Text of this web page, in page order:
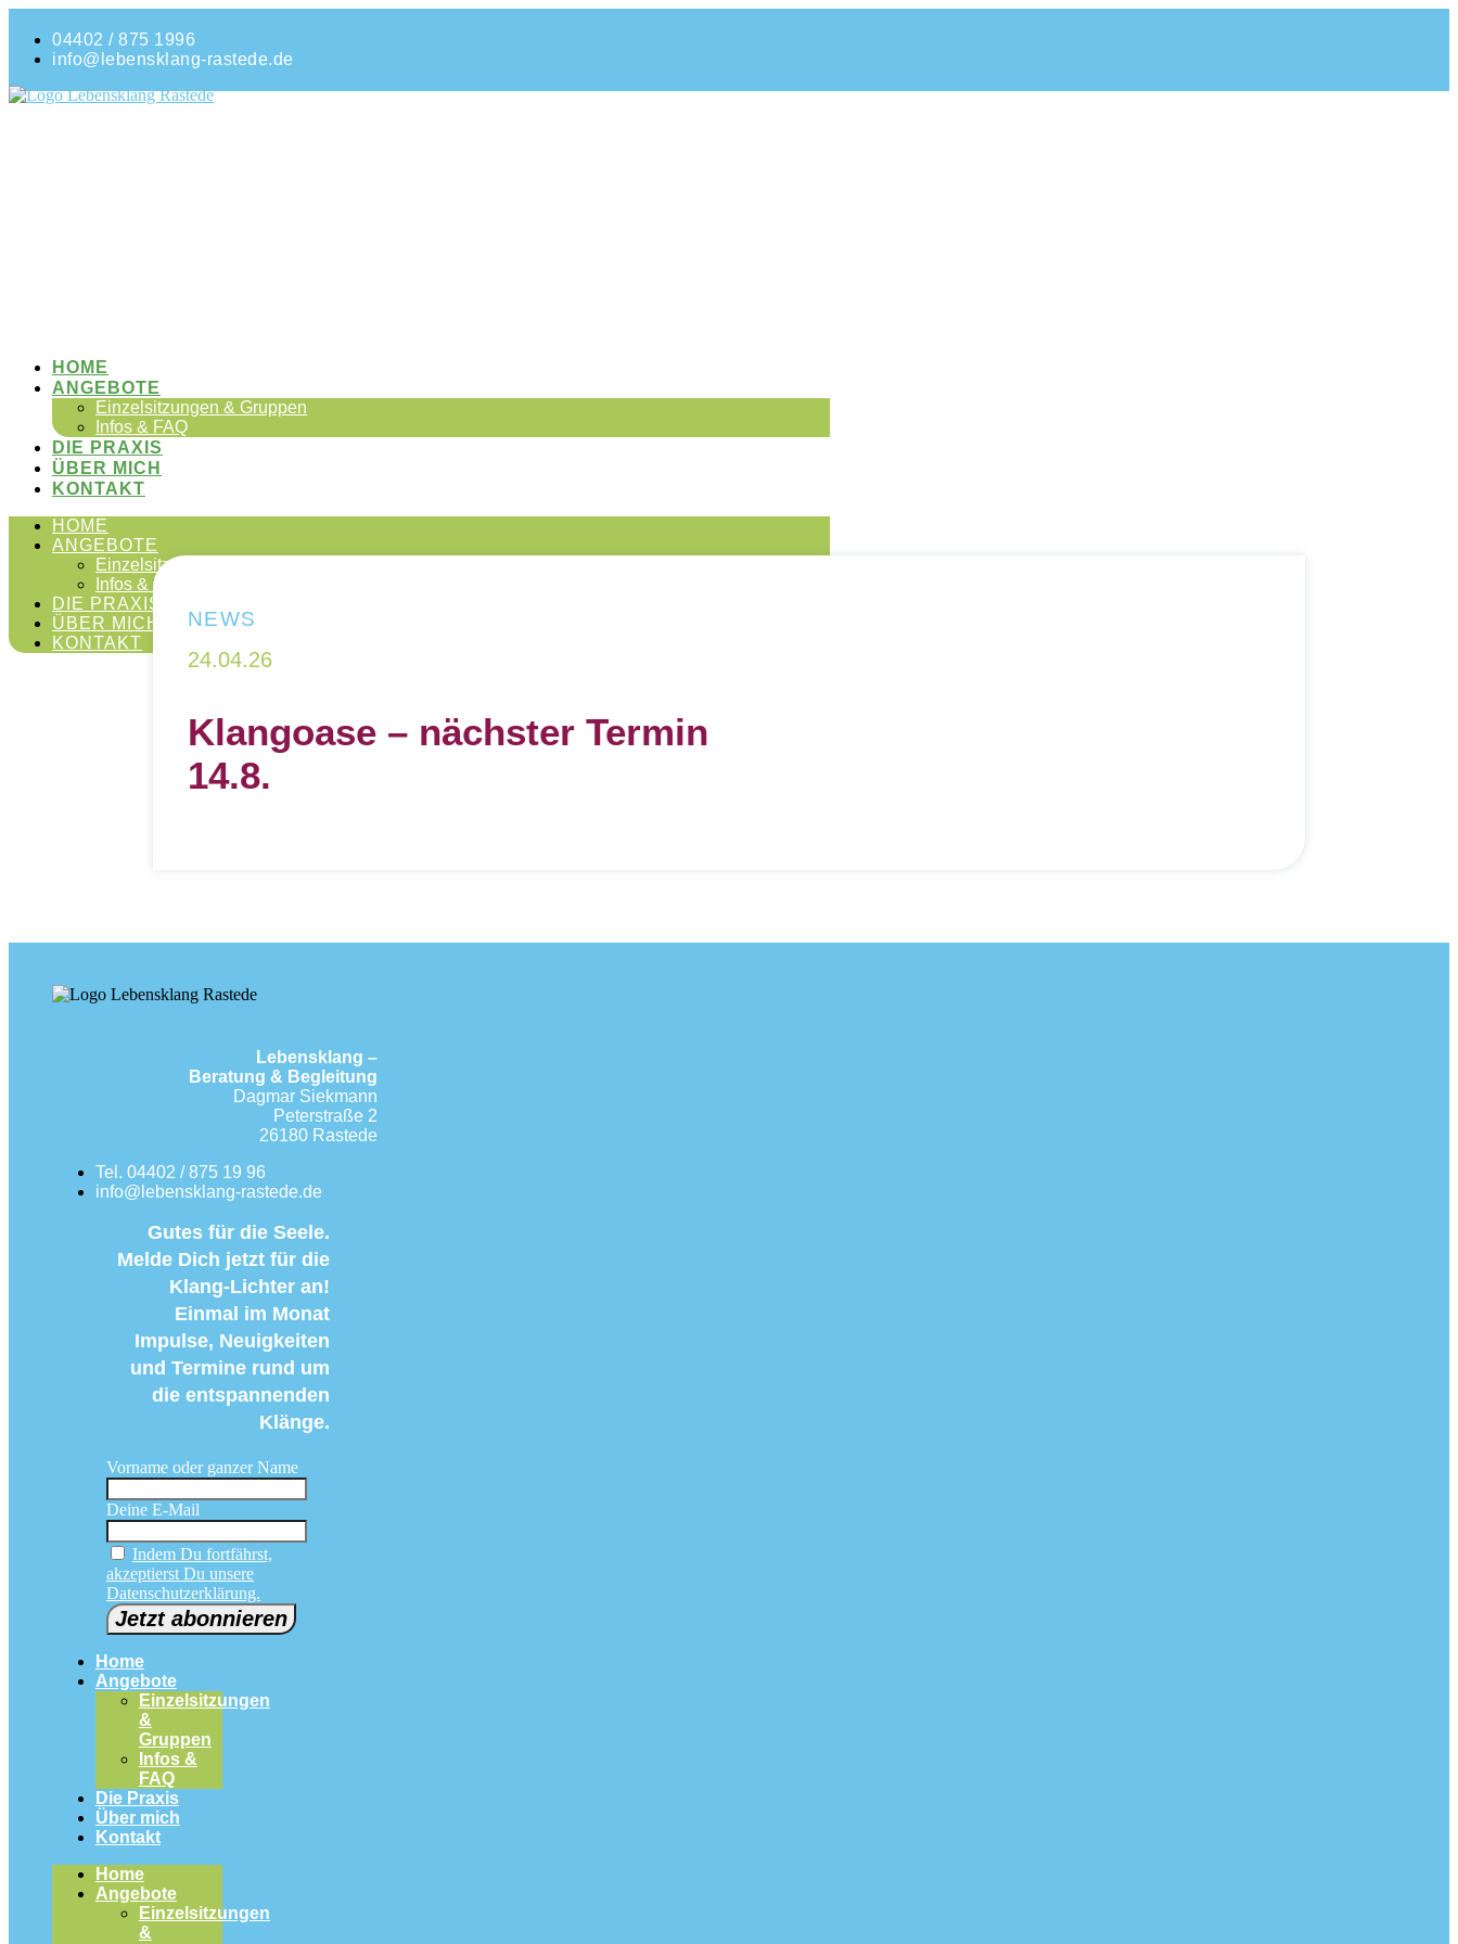
04402 / 875 1996
info@lebensklang-rastede.de
HOME
ANGEBOTE
Einzelsitzungen & Gruppen
Infos & FAQ
DIE PRAXIS
ÜBER MICH
KONTAKT
HOME
ANGEBOTE
Einzelsitzungen & Gruppen
Infos & FAQ
DIE PRAXIS
ÜBER MICH
KONTAKT
NEWS
24.04.26
Klangoase – nächster Termin
14.8.
Lebensklang –
Beratung & Begleitung
Dagmar Siekmann
Peterstraße 2
26180 Rastede
Tel. 04402 / 875 19 96
info@lebensklang-rastede.de
Gutes für die Seele.
Melde Dich jetzt für die
Klang-Lichter an!
Einmal im Monat
Impulse, Neuigkeiten
und Termine rund um
die entspannenden
Klänge.
Vorname oder ganzer Name
Deine E-Mail
Indem Du fortfährst,
akzeptierst Du unsere
Datenschutzerklärung.
Home
Angebote
Einzelsitzungen
&
Gruppen
Infos &
FAQ
Die Praxis
Über mich
Kontakt
Home
Angebote
Einzelsitzungen
&